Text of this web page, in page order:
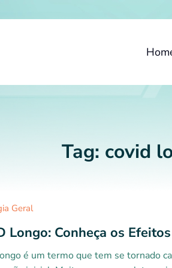
Tag: covid
Geral
Longo: Conheça os
é um termo que tem se tornado